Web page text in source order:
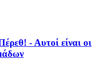
- Αυτοί είναι οι